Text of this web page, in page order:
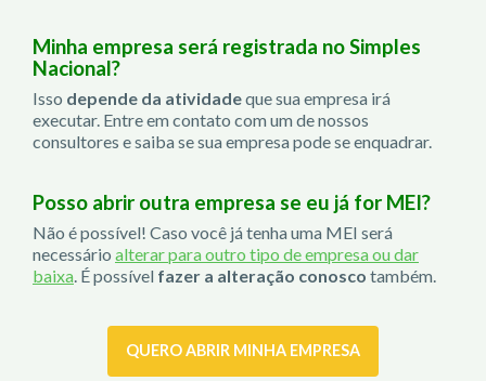
Minha empresa será registrada no Simples
Nacional?
Isso depende da atividadeque sua empresa irá
executar. Entre em contato com um de nossos
consultores e saiba se sua empresa pode se enquadrar.
Posso abrir outra empresa se eu já for MEI?
Não é possível! Caso você já tenha uma MEI será
necessário alterar para outro tipo de empresa ou dar
baixa. É possível fazer a alteração conosco também.
QUERO ABRIR MINHA EMPRESA